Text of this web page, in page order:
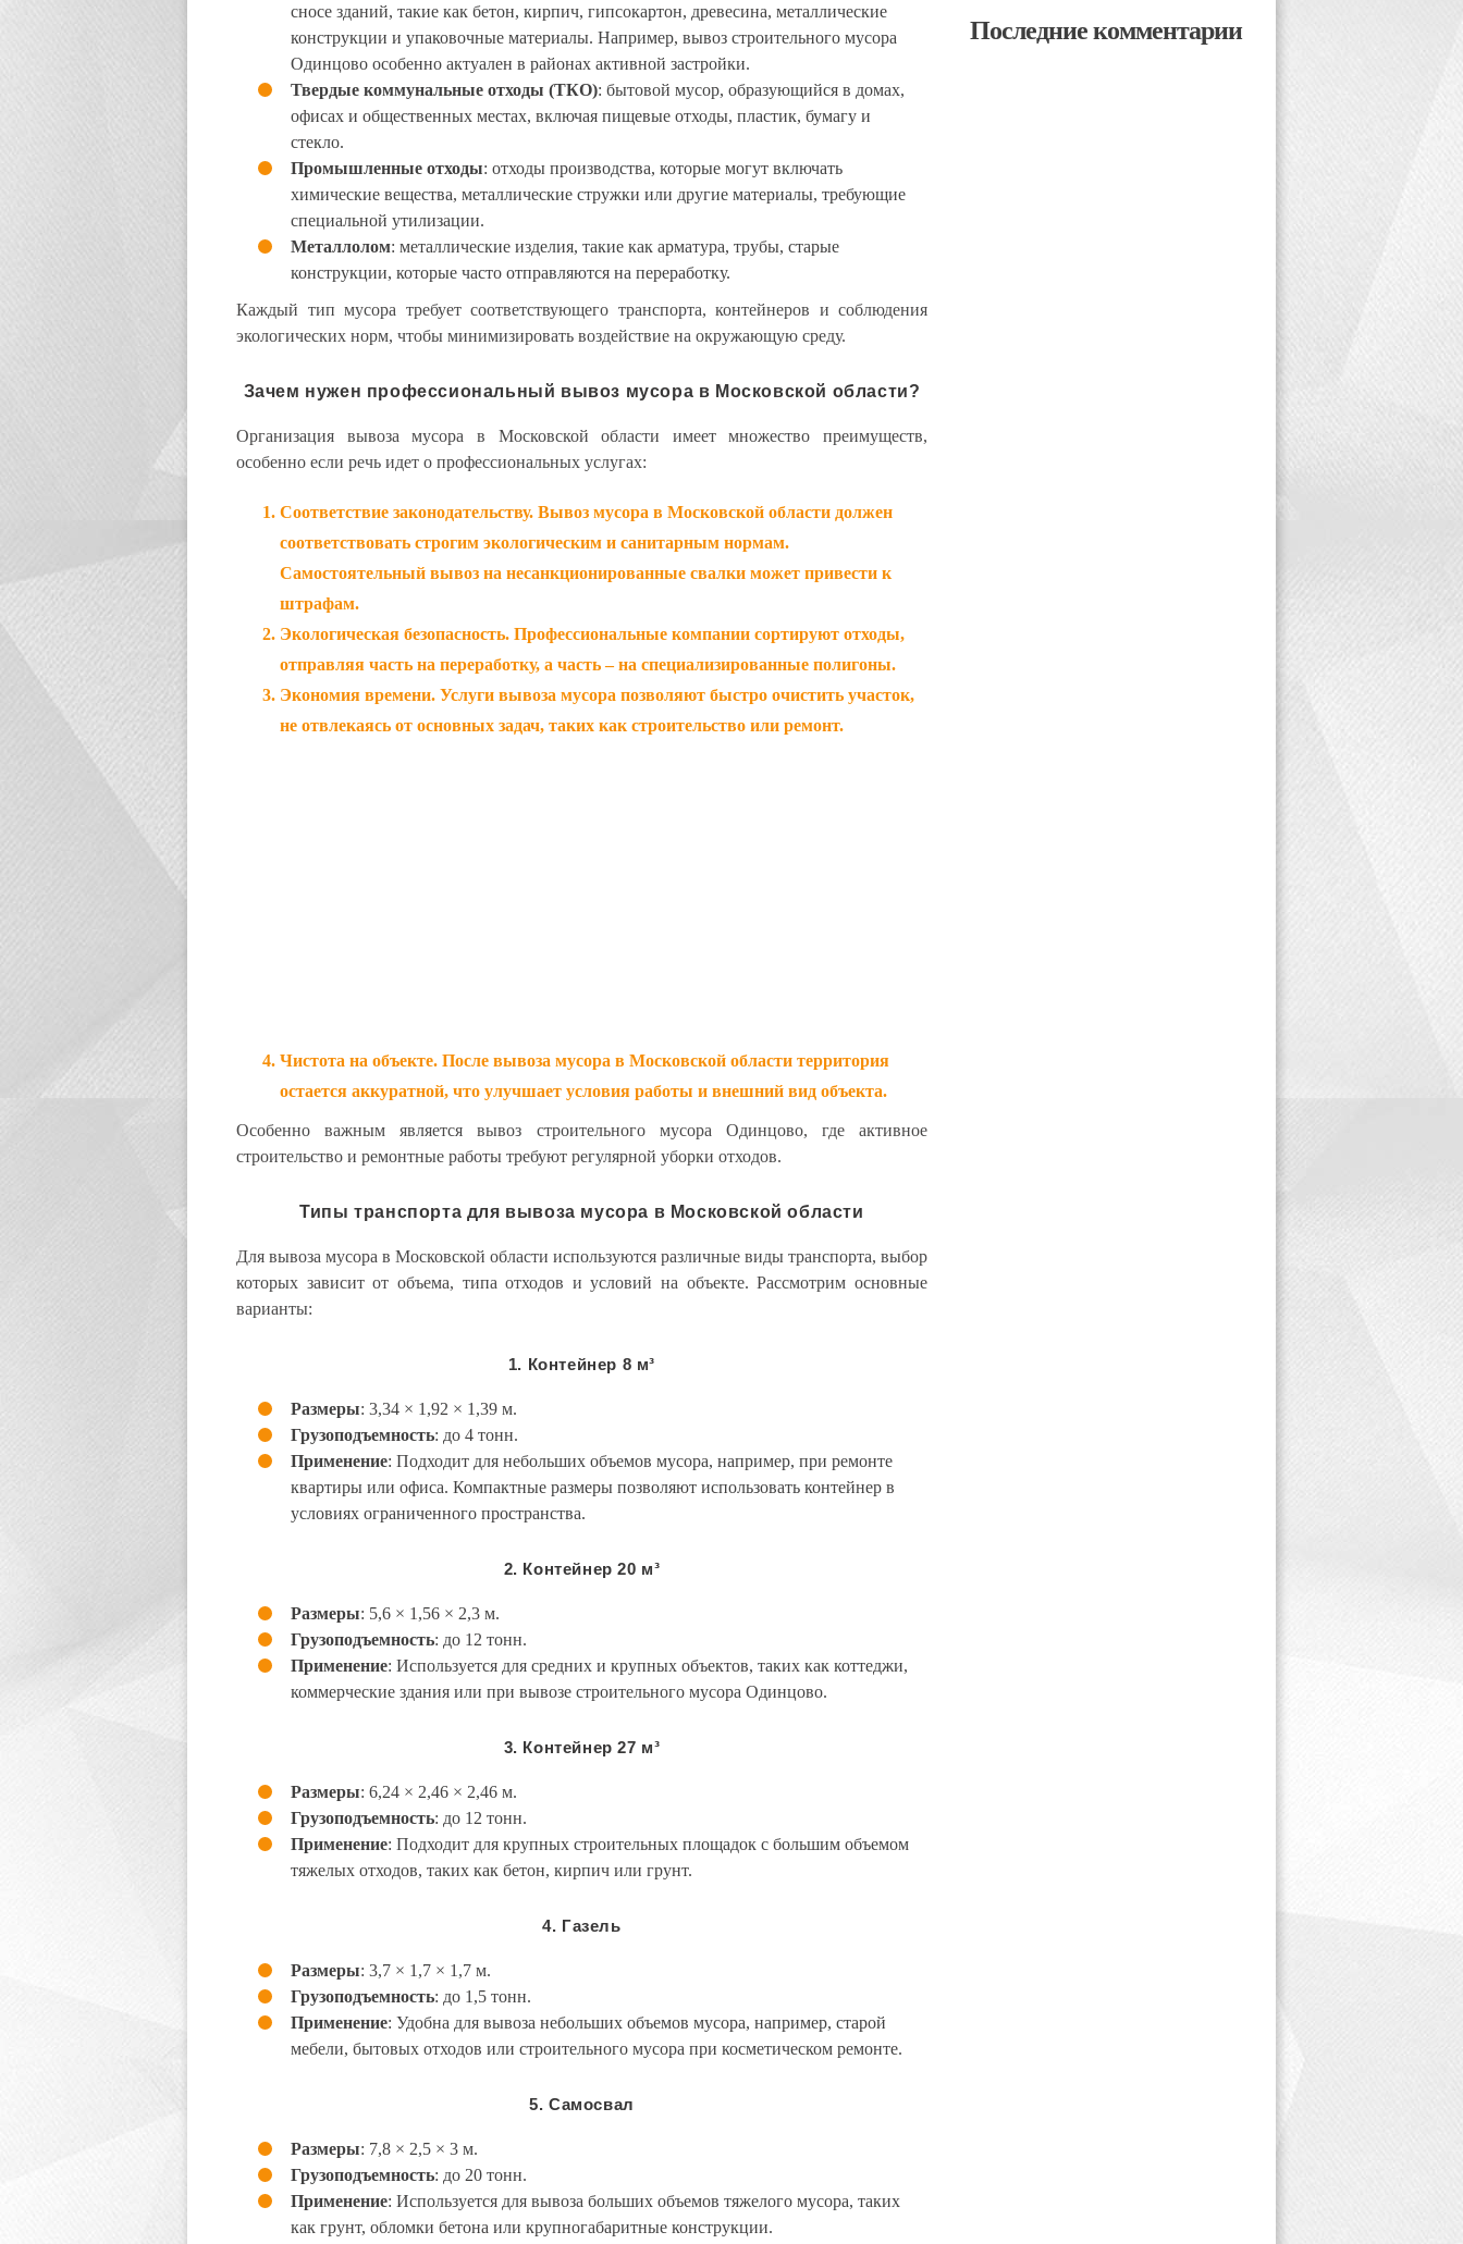
сносе зданий, такие как бетон, кирпич, гипсокартон, древесина, металлические
конструкции и упаковочные материалы. Например, вывоз строительного мусора
Одинцово особенно актуален в районах активной застройки.
Твердые коммунальные отходы (ТКО): бытовой мусор, образующийся в домах,
офисах и общественных местах, включая пищевые отходы, пластик, бумагу и
стекло.
Промышленные отходы: отходы производства, которые могут включать
химические вещества, металлические стружки или другие материалы, требующие
специальной утилизации.
Металлолом: металлические изделия, такие как арматура, трубы, старые
конструкции, которые часто отправляются на переработку.
Каждый тип мусора требует соответствующего транспорта, контейнеров и соблюдения
экологических норм, чтобы минимизировать воздействие на окружающую среду.
Зачем нужен профессиональный вывоз мусора в Московской области?
Организация вывоза мусора в Московской области имеет множество преимуществ,
особенно если речь идет о профессиональных услугах:
Соответствие законодательству. Вывоз мусора в Московской области должен
соответствовать строгим экологическим и санитарным нормам.
Самостоятельный вывоз на несанкционированные свалки может привести к
штрафам.
Экологическая безопасность. Профессиональные компании сортируют отходы,
отправляя часть на переработку, а часть – на специализированные полигоны.
Экономия времени. Услуги вывоза мусора позволяют быстро очистить участок,
не отвлекаясь от основных задач, таких как строительство или ремонт.
Чистота на объекте. После вывоза мусора в Московской области территория
остается аккуратной, что улучшает условия работы и внешний вид объекта.
Особенно важным является вывоз строительного мусора Одинцово, где активное
строительство и ремонтные работы требуют регулярной уборки отходов.
Типы транспорта для вывоза мусора в Московской области
Для вывоза мусора в Московской области используются различные виды транспорта, выбор
которых зависит от объема, типа отходов и условий на объекте. Рассмотрим основные
варианты:
1. Контейнер 8 м³
Размеры: 3,34 × 1,92 × 1,39 м.
Грузоподъемность: до 4 тонн.
Применение: Подходит для небольших объемов мусора, например, при ремонте
квартиры или офиса. Компактные размеры позволяют использовать контейнер в
условиях ограниченного пространства.
2. Контейнер 20 м³
Размеры: 5,6 × 1,56 × 2,3 м.
Грузоподъемность: до 12 тонн.
Применение: Используется для средних и крупных объектов, таких как коттеджи,
коммерческие здания или при вывозе строительного мусора Одинцово.
3. Контейнер 27 м³
Размеры: 6,24 × 2,46 × 2,46 м.
Грузоподъемность: до 12 тонн.
Применение: Подходит для крупных строительных площадок с большим объемом
тяжелых отходов, таких как бетон, кирпич или грунт.
4. Газель
Размеры: 3,7 × 1,7 × 1,7 м.
Грузоподъемность: до 1,5 тонн.
Применение: Удобна для вывоза небольших объемов мусора, например, старой
мебели, бытовых отходов или строительного мусора при косметическом ремонте.
5. Самосвал
Размеры: 7,8 × 2,5 × 3 м.
Грузоподъемность: до 20 тонн.
Применение: Используется для вывоза больших объемов тяжелого мусора, таких
как грунт, обломки бетона или крупногабаритные конструкции.
Последние комментарии